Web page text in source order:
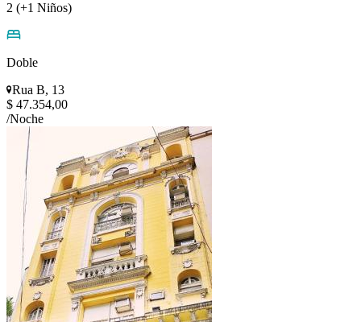
2 (+1 Niños)
Doble
Rua B, 13
$ 47.354,00
/Noche